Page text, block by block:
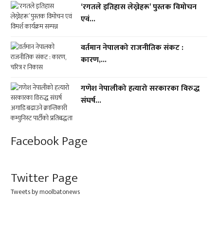
‘रगतले इतिहास लेख्नेहरू’ पुस्तक विमोचन
एवं...
वर्तमान नेपालको राजनीतिक संकट :
कारण,...
गणेश नेपालीको हत्यारो सरकारका विरुद्ध
संघर्ष...
Facebook Page
Twitter Page
Tweets by moolbatonews